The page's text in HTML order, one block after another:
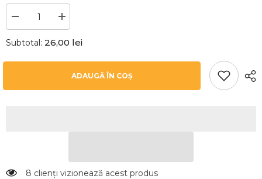
Reduceți
cantitatea
pentru
Suport
servetele,
fier,
Creșteți
cantitatea
pentru
Suport
servetele,
alb,
fier,
Subtotal: 26,00 lei
ADAUGĂ ÎN COȘ
8 clienți vizionează acest produs